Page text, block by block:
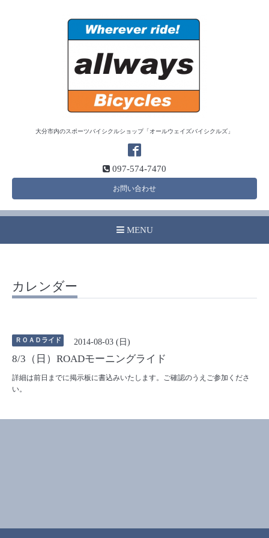
大分市内のスポーツバイシクルショップ「オールウェイズバイシクルズ」
097-574-7470
お問い合わせ
MENU
カレンダー
ＲＯＡＤライド 2014-08-03 (日)
8/3（日）ROADモーニングライド
詳細は前日までに掲示板に書込みいたします。ご確認のうえご参加くださ
い。